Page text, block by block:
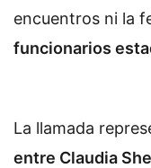
encuentros ni la
funcionarios
La llamada
entre Claudia